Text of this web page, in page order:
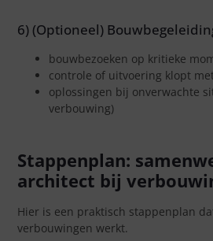
6) (Optioneel)
bouwbezoeken op kritieke
controle of uitvoering klopt
oplossingen bij onverwachte
verbouwing)
Stappenplan:
architect bij
Hier is een praktisch stappenplan
verbouwingen werkt.